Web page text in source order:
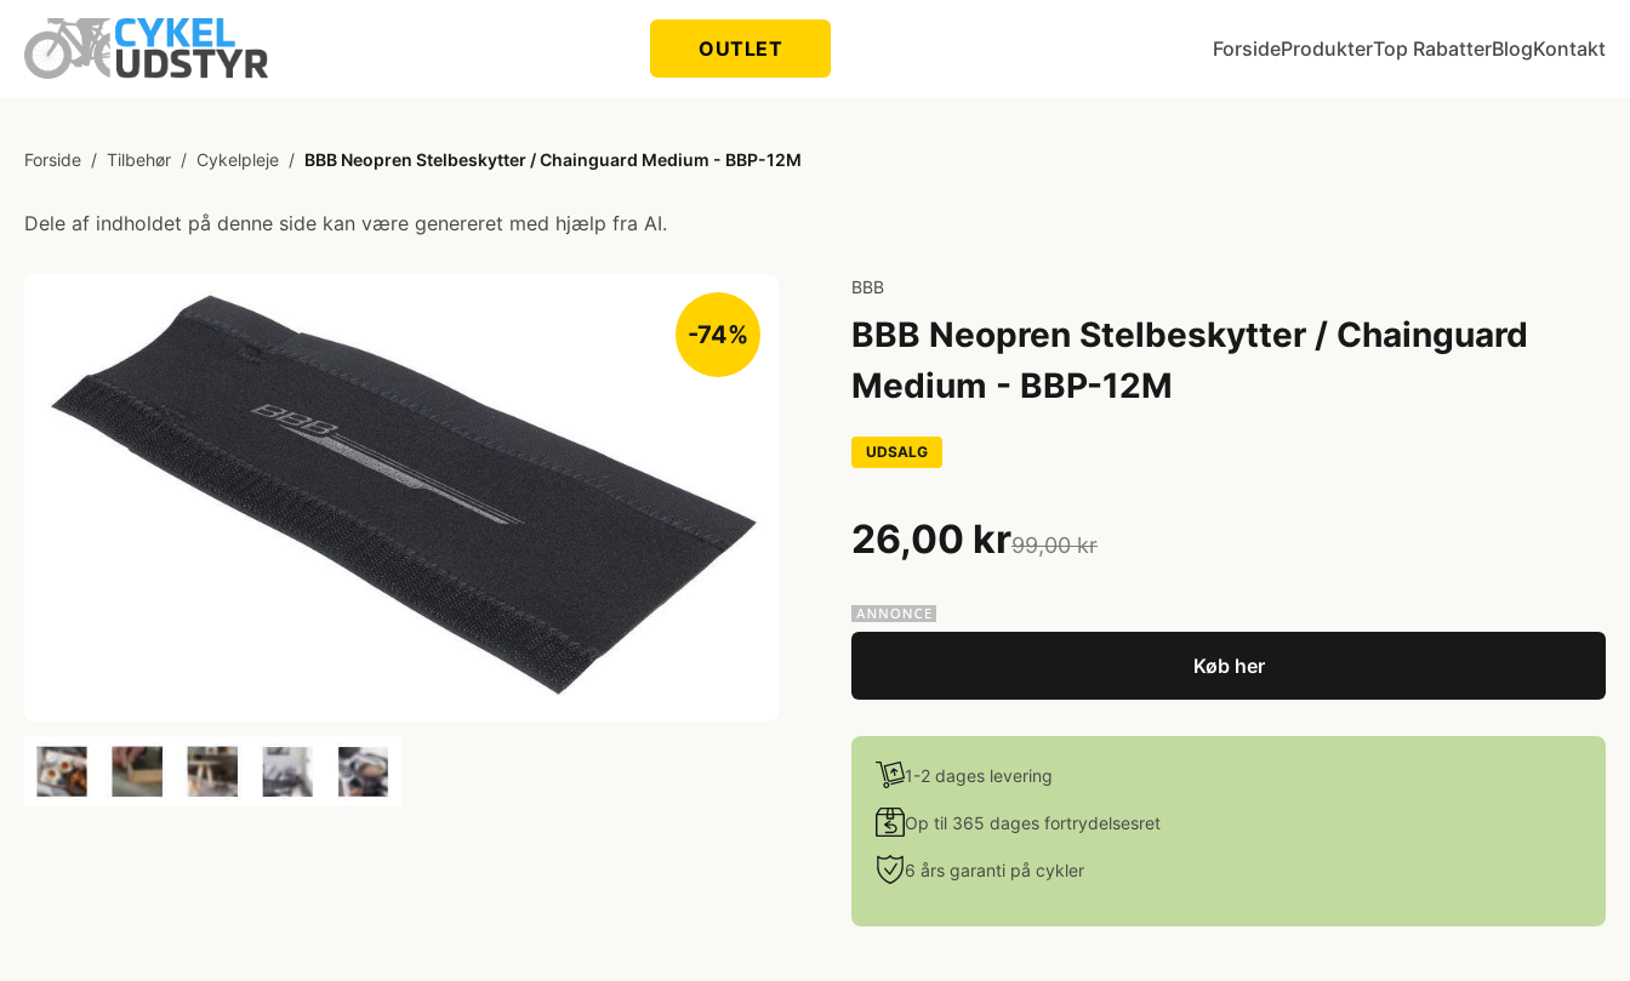
OUTLET ForsideProdukterTop RabatterBlogKontakt
Forside / Tilbehør / Cykelpleje / BBB Neopren Stelbeskytter / Chainguard Medium - BBP-12M
Dele af indholdet på denne side kan være genereret med hjælp fra AI.
-74%
BBB
BBB Neopren Stelbeskytter / Chainguard
Medium - BBP-12M
UDSALG
26,00 kr99,00 kr
Køb her
1-2 dages levering
Op til 365 dages fortrydelsesret
6 års garanti på cykler